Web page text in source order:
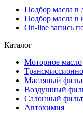
Подбор масла в
Подбор масла в
On-line запись
Каталог
Моторное масло
Масляный
Воздушный
Салонный
Автохимия